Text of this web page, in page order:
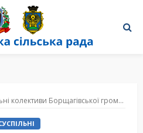
Борщагівської громади взяли участь у культурно-мистецькому проєкті “Київський спадок”